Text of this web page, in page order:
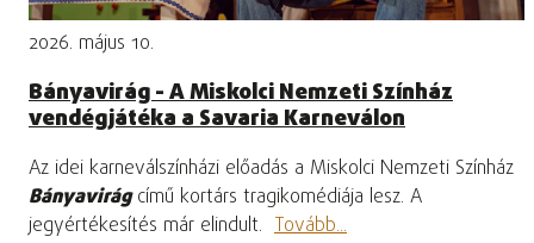
2026. május 10.
Bányavirág - A Miskolci Nemzeti Színház
vendégjátéka a Savaria Karneválon
Az idei karneválszínházi előadás a Miskolci Nemzeti Színház
Bányavirágcímű kortárs tragikomédiája lesz. A
jegyértékesítés már elindult. Tovább...